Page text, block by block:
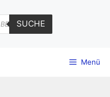
SUCHE
Menü